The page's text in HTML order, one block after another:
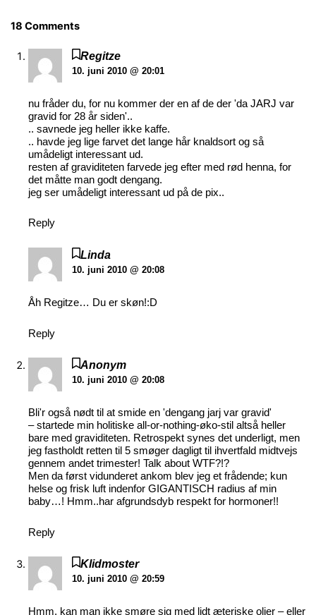
18 Comments
Regitze
10. juni 2010 @ 20:01
nu fråder du, for nu kommer der en af de der 'da JARJ var
gravid for 28 år siden'..
.. savnede jeg heller ikke kaffe.
.. havde jeg lige farvet det lange hår knaldsort og så
umådeligt interessant ud.
resten af graviditeten farvede jeg efter med rød henna, for
det måtte man godt dengang.
jeg ser umådeligt interessant ud på de pix..
Reply
Linda
10. juni 2010 @ 20:08
Åh Regitze… Du er skøn!:D
Reply
Anonym
10. juni 2010 @ 20:08
Bli'r også nødt til at smide en 'dengang jarj var gravid'
– startede min holitiske all-or-nothing-øko-stil altså heller
bare med graviditeten. Retrospekt synes det underligt, men
jeg fastholdt retten til 5 smøger dagligt til ihvertfald midtvejs
gennem andet trimester! Talk about WTF?!?
Men da først vidunderet ankom blev jeg et frådende; kun
helse og frisk luft indenfor GIGANTISCH radius af min
baby…! Hmm..har afgrundsdyb respekt for hormoner!!
Reply
Klidmoster
10. juni 2010 @ 20:59
Hmm, kan man ikke smøre sig med lidt æteriske olier – eller